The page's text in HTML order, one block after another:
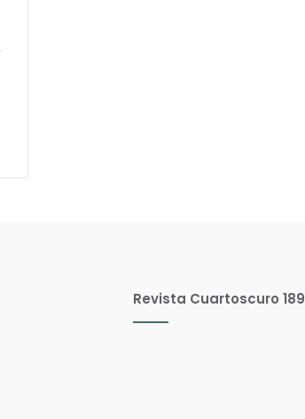
Revista Cuartoscuro 189